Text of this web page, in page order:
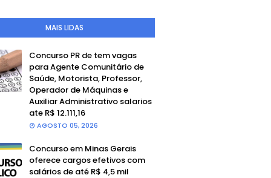
MAIS LIDAS
Concurso PR de tem vagas
para Agente Comunitário de
Saúde, Motorista, Professor,
Operador de Máquinas e
Auxiliar Administrativo salarios
ate R$ 12.111,16
AGOSTO 05, 2026
Concurso em Minas Gerais
oferece cargos efetivos com
salários de até R$ 4,5 mil